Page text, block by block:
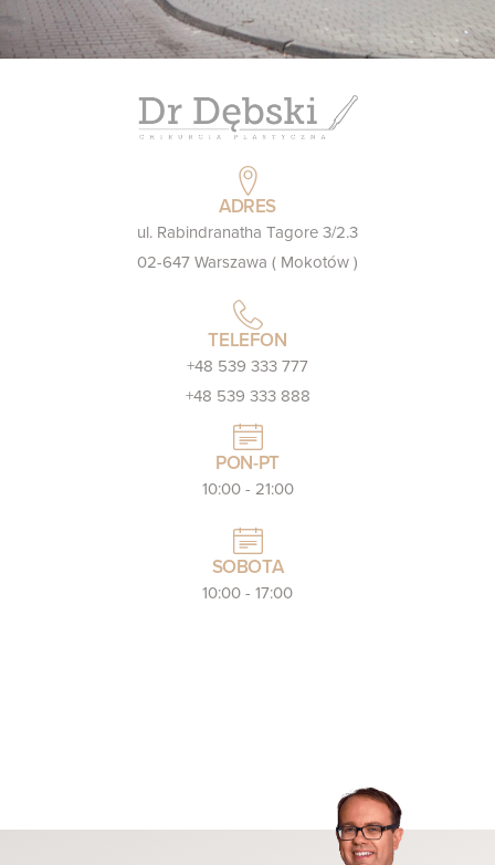
ADRES
ul. Rabindranatha Tagore 3/2.3
02-647 Warszawa ( Mokotów )
TELEFON
+48 539 333 777
+48 539 333 888
PON-PT
10:00 - 21:00
SOBOTA
10:00 - 17:00